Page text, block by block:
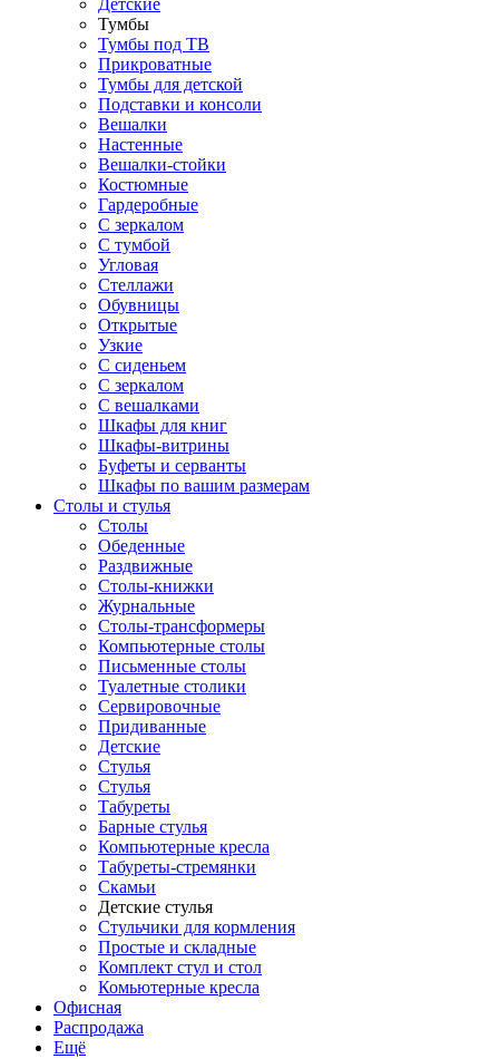
Детские
Тумбы
Тумбы под ТВ
Прикроватные
Тумбы для детской
Подставки и консоли
Вешалки
Настенные
Вешалки-стойки
Костюмные
Гардеробные
С зеркалом
С тумбой
Угловая
Стеллажи
Обувницы
Открытые
Узкие
С сиденьем
С зеркалом
С вешалками
Шкафы для книг
Шкафы-витрины
Буфеты и серванты
Шкафы по вашим размерам
Столы и стулья
Столы
Обеденные
Раздвижные
Столы-книжки
Журнальные
Столы-трансформеры
Компьютерные столы
Письменные столы
Туалетные столики
Сервировочные
Придиванные
Детские
Стулья
Стулья
Табуреты
Барные стулья
Компьютерные кресла
Табуреты-стремянки
Скамьи
Детские стулья
Стульчики для кормления
Простые и складные
Комплект стул и стол
Комьютерные кресла
Офисная
Распродажа
Eщё